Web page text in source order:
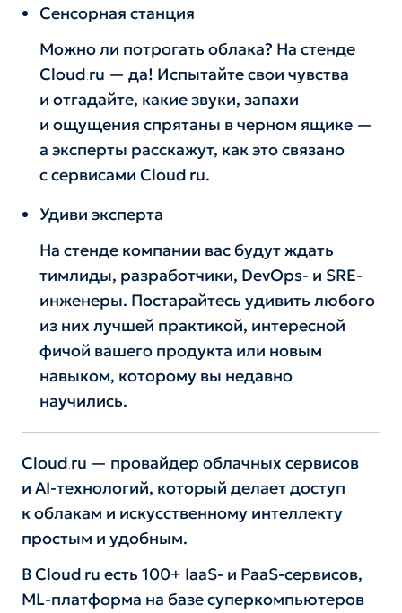
Сенсорная станция
Можно ли потрогать облака? На стенде
Cloud․ru — да! Испытайте свои чувства
и отгадайте, какие звуки, запахи
и ощущения спрятаны в черном ящике —
а эксперты расскажут, как это связано
с сервисами Cloud․ru.
Удиви эксперта
На стенде компании вас будут ждать
тимлиды, разработчики, DevOps- и SRE-
инженеры. Постарайтесь удивить любого
из них лучшей практикой, интересной
фичой вашего продукта или новым
навыком, которому вы недавно
научились.
Cloud․ru — провайдер облачных сервисов
и AI-технологий, который делает доступ
к облакам и искусственному интеллекту
простым и удобным.
В Cloud․ru есть 100+ IaaS- и PaaS-сервисов,
ML-платформа на базе суперкомпьютеров